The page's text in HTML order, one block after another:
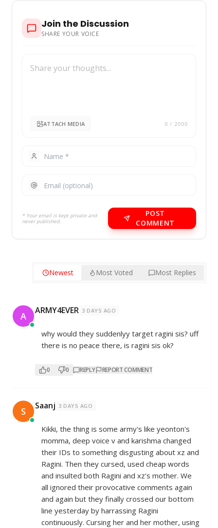
Join the Discussion
SHARE YOUR VOICE
ATTACH MEDIA 0 / 2000
* Your email is kept private and
never published.
POST
COMMENT
Newest Most Voted Most Replies
A ARMY4EVER 3 DAYS AGO
why would they suddenlyy target ragini sis? uff
there is no peace there, is ragini sis ok?
0 0 REPLY REPORT COMMENT
S Saanj 3 DAYS AGO
Kikki, the thing is some army's like yeonton's
momma, deep voice v and karishma changed
their IDs to something disgusting about xz and
Ragini. Then they cursed, used cheap words
and insulted both Ragini and xz's mother. We
all ignored their provocative comments again
and again but they finally crossed our bottom
line yesterday by harrassing Ragini
continuously. Cursing her and her mother, using